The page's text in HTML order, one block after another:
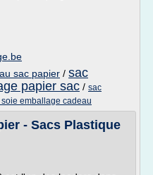
sac papier / sac
papier sac / sac
emballage cadeau
- Sacs Plastique